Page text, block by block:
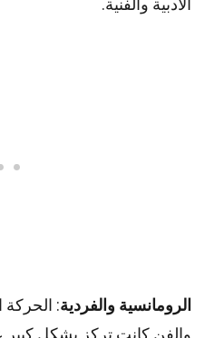
الأدبية والفنية.
الرومانسية والفردية: الحركة
والفن كانت تركز بشكل